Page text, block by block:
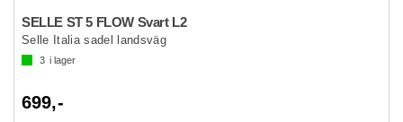
SELLE ST 5 FLOW Svart L2
Selle Italia sadel landsväg
3 i lager
699,-